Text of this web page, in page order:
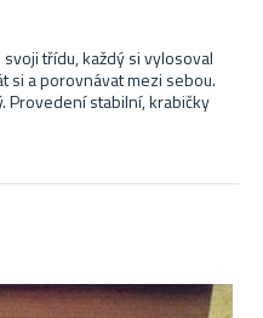
třídu, každý si vylosoval
si a porovnávat mezi sebou.
Provedení stabilní, krabičky